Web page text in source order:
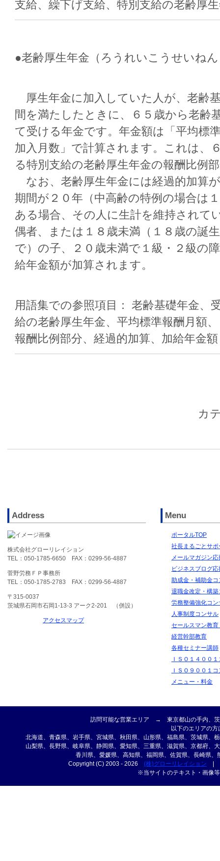
支給、繰下げ支給、特別支給の老齢厚
●老齢厚生年金（ろうれいこうせいね
厚生年金に加入していた人が、老齢
間を満たしたときに、６５歳から老齢
て受ける年金です。年金額は「平均標
加入月数」で計算されます。これは、
る特別支給の老齢厚生年金の報酬比例
なお、老齢厚生年金には経過的加算
期間が２０年（中高齢の特例の場合は
ある場合、その人に生計を維持されて
偶者、または１８歳未満（１８歳の誕
で）の子、２０歳未満で１級・２級の
給年金額が加算されます。
用語集での参照項目： 老齢基礎年金、
給の老齢厚生年金、平均標準報酬月額、
報酬比例部分、経過的加算、加給年金額
カ
Address
株式会社グローリレイション
TEL：050-1785-6650 FAX：0299-56-4887
菅野労務ＦＰ事務所
TEL：050-1785-2783 FAX：0299-56-4887
〒315-0037
茨城県石岡市石岡1-13-3 アーク2-201 （併設）
アクセスマップ
Menu
ポータルTOP
社長まるごとサポ
メールマガジン
ビジネスブログ
助成金・補助金コ
退職金改定・構築
労務整備強化コン
人事制度コンサル
セールスマン教育
経営幹部教育
各種セミナー講師
ＩＳＯ１４００
ＩＳＯ９００１
メニュー・料金
訪問可能な営業エリア → 東京都山の手内、茨
以下のエリアの
北海道、青森県、岩手県、宮城県、秋田県、山形県、福島県、茨城県、
山梨県、長野県、岐阜県、静岡県、愛知県、三重県、滋賀県、京都府、
香川県、愛媛県、高知県、福岡県、佐賀県、長崎県
Copyright (C) 2003 - 2026 (株)グローリレイション |
※当サイトのテキスト・画像